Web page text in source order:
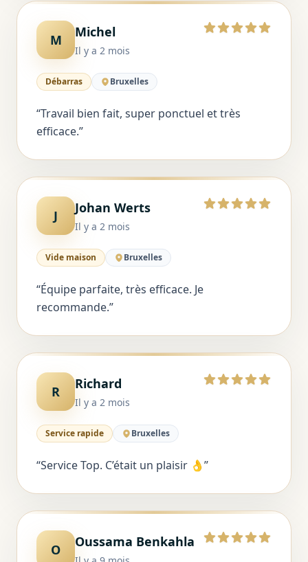
M Michel
Il y a 2 mois
5 sur 5
Débarras Bruxelles
“Travail bien fait, super ponctuel et très
efficace.”
J Johan Werts
Il y a 2 mois
5 sur 5
Vide maison Bruxelles
“Équipe parfaite, très efficace. Je
recommande.”
R Richard
Il y a 2 mois
5 sur 5
Service rapide Bruxelles
“Service Top. C’était un plaisir 👌”
O Oussama Benkahla 5 sur 5